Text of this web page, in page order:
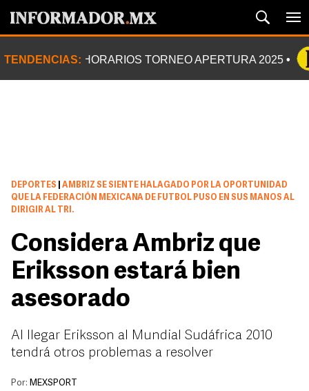
TENDENCIAS: HORARIOS TORNEO APERTURA 2025
DEPORTES
AMBRIZ SE SIENTE HALAGADO POR LA OPORTUNIDAD
QUE LA FEDERACIÓN MEXICANA DE FUTBOL PUSO EN SUS MANOS AL
DIRIGIR AL TRI.
Considera Ambriz que
Eriksson estará bien
asesorado
Al llegar Eriksson al Mundial Sudáfrica 2010
tendrá otros problemas a resolver
Por: MEXSPORT